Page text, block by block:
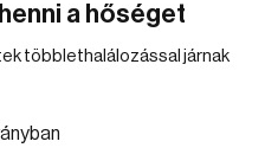
a hőséget
többlethalálozással járnak